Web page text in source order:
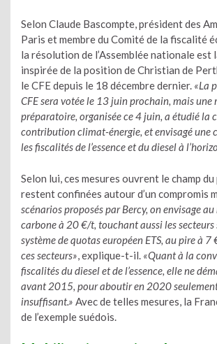
Selon Claude Bascompte, président des
Paris et membre du Comité de la fiscalité
la résolution de l’Assemblée nationale est
inspirée de la position de Christian de
le CFE depuis le 18 décembre dernier. «La
CFE sera votée le 13 juin prochain, mais une
préparatoire, organisée ce 4 juin, a étudié la
contribution climat-énergie, et envisagé une
les fiscalités de l’essence et du diesel à
Selon lui, ces mesures ouvrent le champ
restent confinées autour d’un compromis
scénarios proposés par Bercy, on envisage
carbone à 20 €/t, touchant aussi les secteurs
système de quotas européen ETS, au pire à
ces secteurs» , explique-t-il. «Quant à la
fiscalités du diesel et de l’essence, elle ne
avant 2015, pour aboutir en 2020
insuffisant.» Avec de telles mesures, la
de l’exemple suédois.